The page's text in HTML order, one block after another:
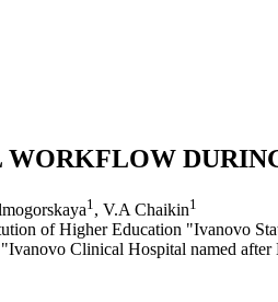
WORKFLOW
1 , V.A Chaikin1
of Higher Education "Ivanovo
Clinical Hospital named